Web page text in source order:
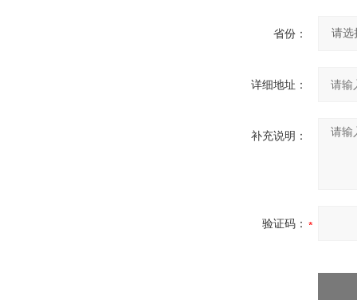
省份：
详细地址：
补充说明：
验证码：